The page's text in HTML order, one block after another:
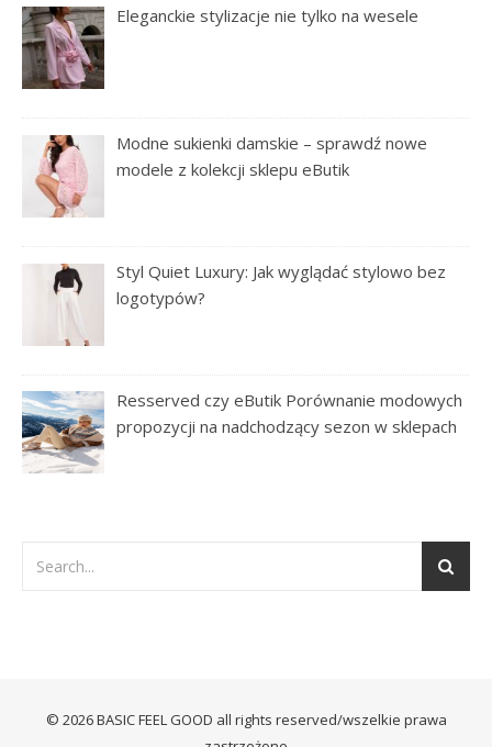
Eleganckie stylizacje nie tylko na wesele
Modne sukienki damskie – sprawdź nowe
modele z kolekcji sklepu eButik
Styl Quiet Luxury: Jak wyglądać stylowo bez
logotypów?
Resserved czy eButik Porównanie modowych
propozycji na nadchodzący sezon w sklepach
© 2026 BASIC FEEL GOOD all rights reserved/wszelkie prawa